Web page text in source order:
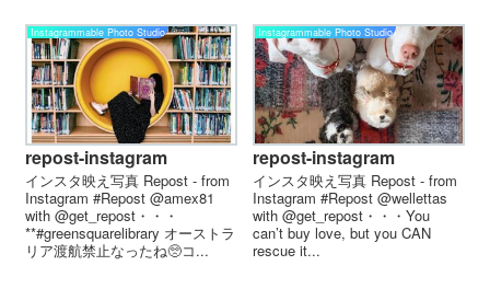
Instagrammable Photo Studio
repost-instagram
インスタ映え写真 Repost - from
Instagram #Repost @amex81
with @get_repost・・・
**#greensquarelibrary オーストラ
リア渡航禁止なったね🥺コ...
Instagrammable Photo Studio
repost-instagram
インスタ映え写真 Repost - from
Instagram #Repost @wellettas
with @get_repost・・・You
can’t buy love, but you CAN
rescue it...